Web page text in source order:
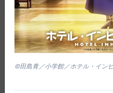
©田島青／小学館／ホテル・イン